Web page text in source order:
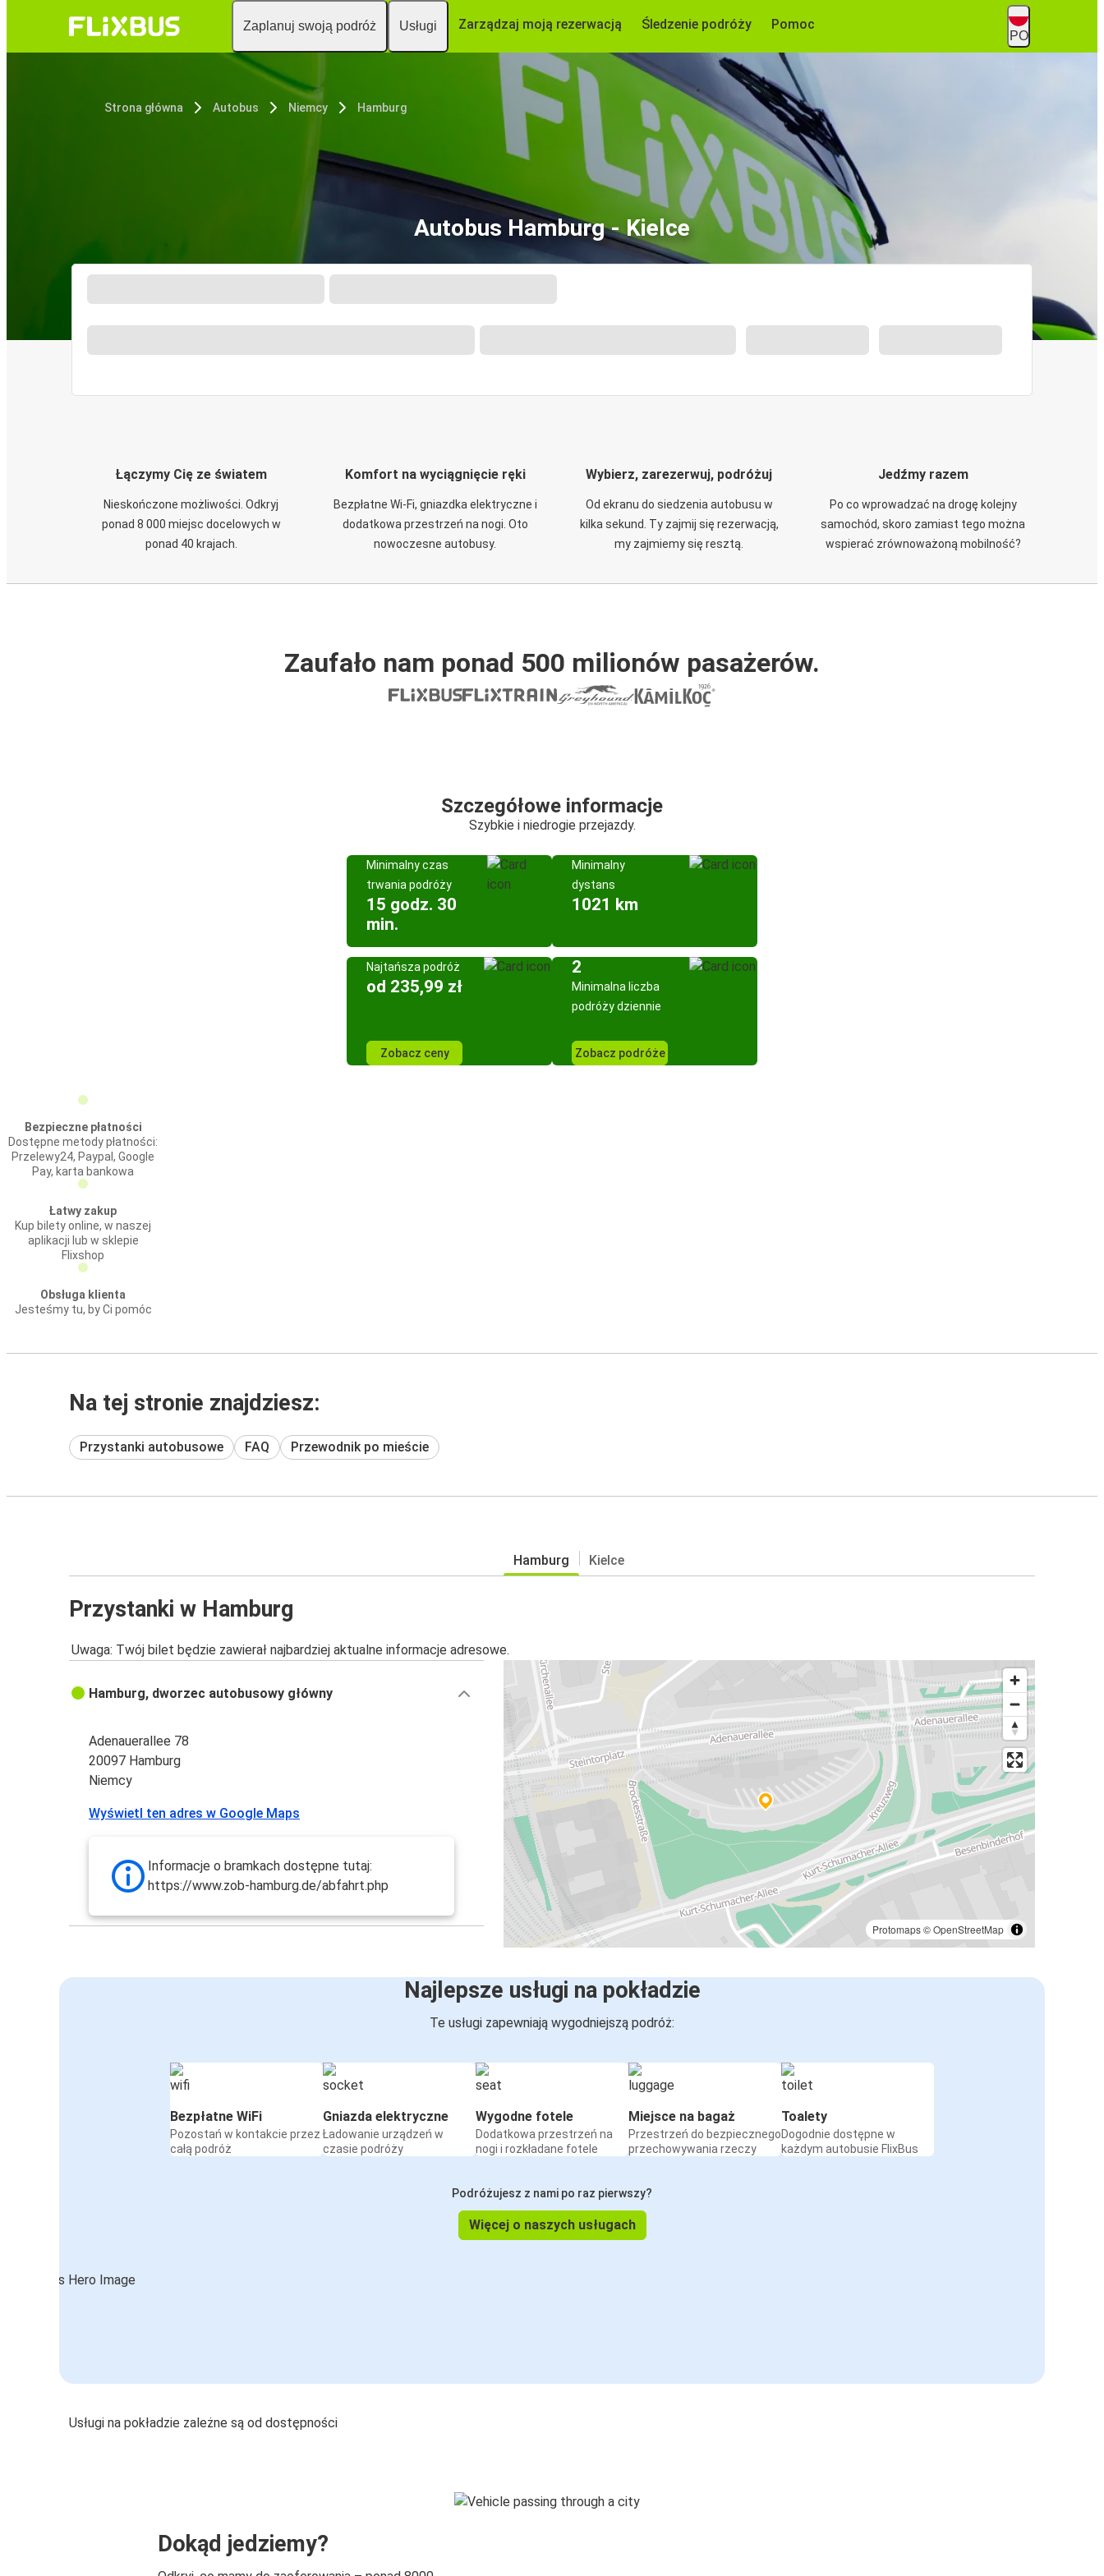
Zaplanuj swoją podróż Usługi Zarządzaj moją rezerwacją Śledzenie podróży Pomoc
PO
Strona główna Autobus Niemcy Hamburg
Autobus Hamburg - Kielce
Łączymy Cię ze światem
Nieskończone możliwości. Odkryj
ponad 8 000 miejsc docelowych w
ponad 40 krajach.
Komfort na wyciągnięcie ręki
Bezpłatne Wi-Fi, gniazdka elektryczne i
dodatkowa przestrzeń na nogi. Oto
nowoczesne autobusy.
Wybierz, zarezerwuj, podróżuj
Od ekranu do siedzenia autobusu w
kilka sekund. Ty zajmij się rezerwacją,
my zajmiemy się resztą.
Jedźmy razem
Po co wprowadzać na drogę kolejny
samochód, skoro zamiast tego można
wspierać zrównoważoną mobilność?
Zaufało nam ponad 500 milionów pasażerów.
Szczegółowe informacje
Szybkie i niedrogie przejazdy.
Minimalny czas
trwania podróży
15 godz. 30
min.
Minimalny
dystans
1021 km
Najtańsza podróż
od 235,99 zł
Zobacz ceny
2
Minimalna liczba
podróży dziennie
Zobacz podróże
Bezpieczne płatności
Dostępne metody płatności:
Przelewy24, Paypal, Google
Pay, karta bankowa
Łatwy zakup
Kup bilety online, w naszej
aplikacji lub w sklepie
Flixshop
Obsługa klienta
Jesteśmy tu, by Ci pomóc
Na tej stronie znajdziesz:
Przystanki autobusowe FAQ Przewodnik po mieście
Hamburg Kielce
Przystanki w Hamburg
Uwaga: Twój bilet będzie zawierał najbardziej aktualne informacje adresowe.
Protomaps©OpenStreetMap
Hamburg, dworzec autobusowy główny
Adenauerallee 78
20097 Hamburg
Niemcy
Wyświetl ten adres w Google Maps
Informacje o bramkach dostępne tutaj:
https://www.zob-hamburg.de/abfahrt.php
Najlepsze usługi na pokładzie
Te usługi zapewniają wygodniejszą podróż:
Bezpłatne WiFi
Pozostań w kontakcie przez
całą podróż
Gniazda elektryczne
Ładowanie urządzeń w
czasie podróży
Wygodne fotele
Dodatkowa przestrzeń na
nogi i rozkładane fotele
Miejsce na bagaż
Przestrzeń do bezpiecznego
przechowywania rzeczy
Toalety
Dogodnie dostępne w
każdym autobusie FlixBus
Podróżujesz z nami po raz pierwszy?
Więcej o naszych usługach
Usługi na pokładzie zależne są od dostępności
Dokąd jedziemy?